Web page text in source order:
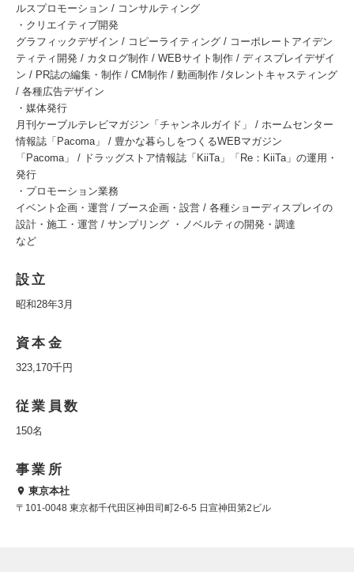
ルスプロモーション / コンサルティング
・クリエイティブ開発
グラフィックデザイン / コピーライティング / コーポレートアイデン
ティティ開発 / カタログ制作 / WEBサイト制作 / ディスプレイデザイ
ン / PR誌の編集・制作 / CM制作 / 動画制作 /タレントキャスティング
/ 各種広告デザイン
・媒体発行
月刊ケーブルテレビマガジン「チャンネルガイド」 / ホームセンター
情報誌「Pacoma」 / 豊かな暮らしをつくるWEBマガジン
「Pacoma」 / ドラッグストア情報誌「KiiTa」「Re：KiiTa」の運用・
発行
・プロモーション業務
イベント企画・運営 / ブース企画・設営 / 各種ショーディスプレイの
設計・施工・運営 / サンプリング ・ノベルティの開発・調達
など
設立
昭和28年3月
資本金
323,170千円
従業員数
150名
事業所
東京本社
〒101-0048 東京都千代田区神田司町2-6-5 日宣神田第2ビル